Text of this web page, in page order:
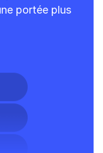
portée plus